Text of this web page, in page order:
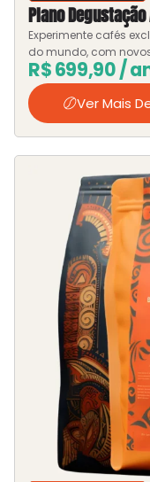
Plano
Experimente cafés
do mundo, com
R$699,90/
Ver Mais